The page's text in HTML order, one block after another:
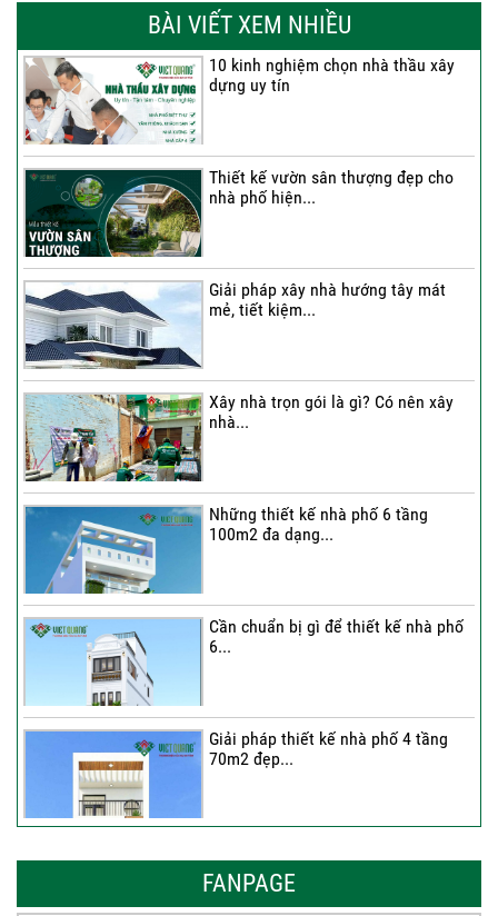
Anh...
BÀI VIẾT XEM NHIỀU
10 kinh nghiệm chọn nhà thầu xây
dựng uy tín
Thiết kế vườn sân thượng đẹp cho
nhà phố hiện...
Giải pháp xây nhà hướng tây mát
mẻ, tiết kiệm...
Xây nhà trọn gói là gì? Có nên xây
nhà...
Những thiết kế nhà phố 6 tầng
100m2 đa dạng...
Cần chuẩn bị gì để thiết kế nhà phố
6...
Giải pháp thiết kế nhà phố 4 tầng
70m2 đẹp...
đẹp, sang...
FANPAGE